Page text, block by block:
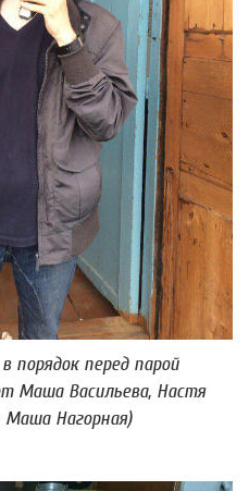
порядок перед парой
Маша Васильева, Настя
Маша Нагорная)